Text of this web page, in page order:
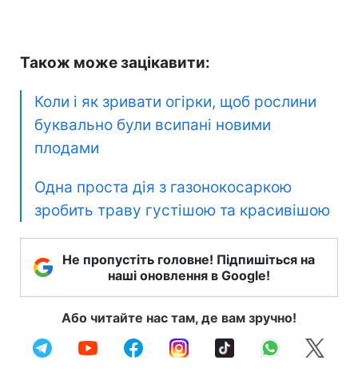
Також може зацікавити:
Коли і як зривати огірки, щоб рослини
буквально були всипані новими
плодами
Одна проста дія з газонокосаркою
зробить траву густішою та красивішою
Не пропустіть головне! Підпишіться на
наші оновлення в Google!
Або читайте нас там, де вам зручно!